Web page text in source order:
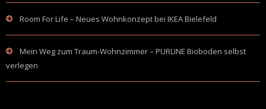
Room For Life – Neues Wohnkonzept bei IKEA Bielefeld
Mein Weg zum Traum-Wohnzimmer – PURLINE Bioboden selbst
verlegen